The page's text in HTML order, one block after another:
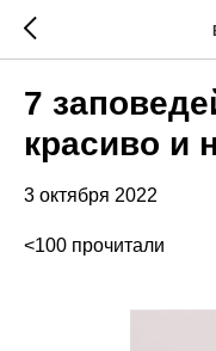
7
красиво и
3 октября 2022
<100 прочитали